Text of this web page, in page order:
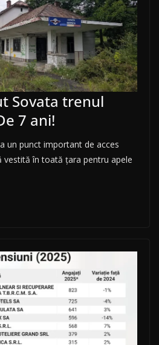
Sovata trenul
7 ani!
un punct important de acces
vestită în toată țara pentru apele